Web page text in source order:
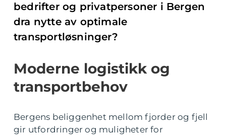
bedrifter og privatpersoner i Bergen
dra nytte av optimale
transportløsninger?
Moderne logistikk og
transportbehov
Bergens beliggenhet mellom fjorder og fjell
gir utfordringer og muligheter for